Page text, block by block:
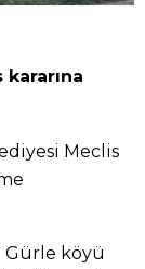
Meclis
Gürle köyü